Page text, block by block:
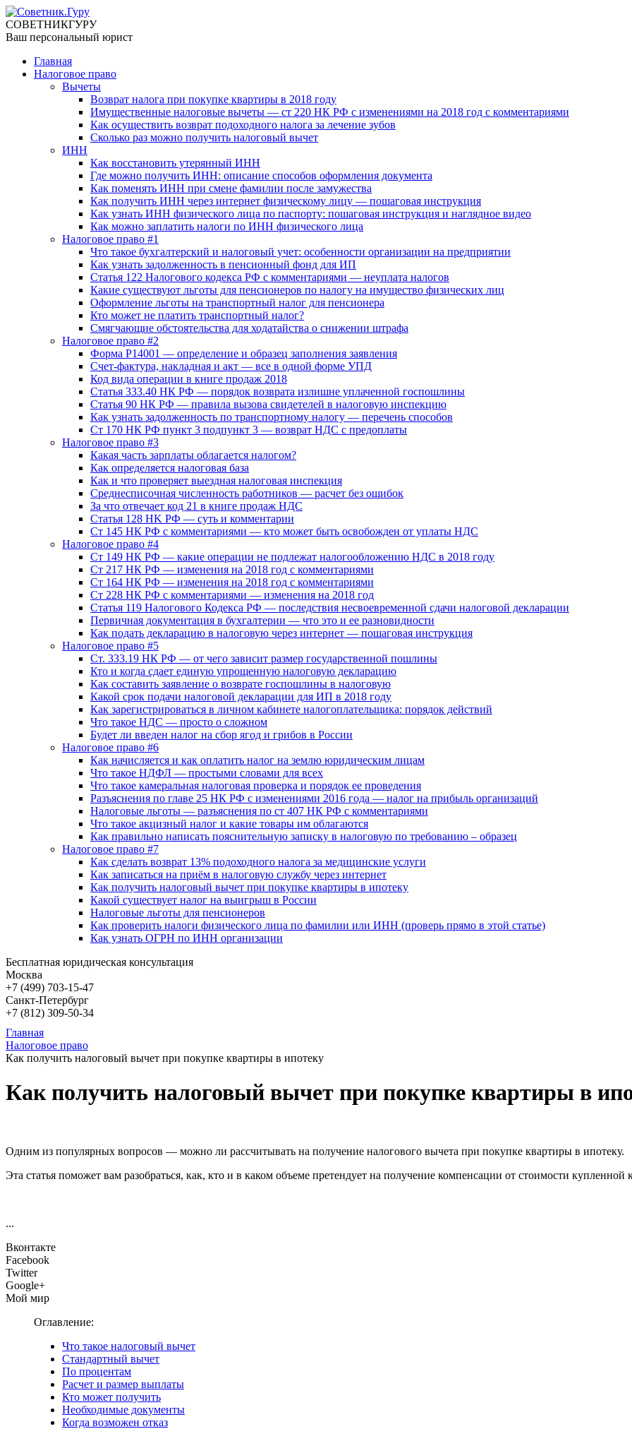
СОВЕТНИКГУРУ
Ваш персональный юрист
Главная
Налоговое право
Вычеты
Возврат налога при покупке квартиры в 2018 году
Имущественные налоговые вычеты — ст 220 НК РФ с изменениями на 2018 год с комментариями
Как осуществить возврат подоходного налога за лечение зубов
Сколько раз можно получить налоговый вычет
ИНН
Как восстановить утерянный ИНН
Где можно получить ИНН: описание способов оформления документа
Как поменять ИНН при смене фамилии после замужества
Как получить ИНН через интернет физическому лицу — пошаговая инструкция
Как узнать ИНН физического лица по паспорту: пошаговая инструкция и наглядное видео
Как можно заплатить налоги по ИНН физического лица
Налоговое право #1
Что такое бухгалтерский и налоговый учет: особенности организации на предприятии
Как узнать задолженность в пенсионный фонд для ИП
Статья 122 Налогового кодекса РФ с комментариями — неуплата налогов
Какие существуют льготы для пенсионеров по налогу на имущество физических лиц
Оформление льготы на транспортный налог для пенсионера
Кто может не платить транспортный налог?
Смягчающие обстоятельства для ходатайства о снижении штрафа
Налоговое право #2
Форма Р14001 — определение и образец заполнения заявления
Счет-фактура, накладная и акт — все в одной форме УПД
Код вида операции в книге продаж 2018
Статья 333.40 НК РФ — порядок возврата излишне уплаченной госпошлины
Статья 90 НК РФ — правила вызова свидетелей в налоговую инспекцию
Как узнать задолженность по транспортному налогу — перечень способов
Ст 170 НК РФ пункт 3 подпункт 3 — возврат НДС с предоплаты
Налоговое право #3
Какая часть зарплаты облагается налогом?
Как определяется налоговая база
Как и что проверяет выездная налоговая инспекция
Среднесписочная численность работников — расчет без ошибок
За что отвечает код 21 в книге продаж НДС
Статья 128 HK РФ — суть и комментарии
Ст 145 НК РФ с комментариями — кто может быть освобожден от уплаты НДС
Налоговое право #4
Ст 149 НК РФ — какие операции не подлежат налогообложению НДС в 2018 году
Ст 217 НК РФ — изменения на 2018 год с комментариями
Ст 164 НК РФ — изменения на 2018 год с комментариями
Ст 228 НК РФ с комментариями — изменения на 2018 год
Статья 119 Налогового Кодекса РФ — последствия несвоевременной сдачи налоговой декларации
Первичная документация в бухгалтерии — что это и ее разновидности
Как подать декларацию в налоговую через интернет — пошаговая инструкция
Налоговое право #5
Ст. 333.19 НК РФ — от чего зависит размер государственной пошлины
Кто и когда сдает единую упрощенную налоговую декларацию
Как составить заявление о возврате госпошлины в налоговую
Какой срок подачи налоговой декларации для ИП в 2018 году
Как зарегистрироваться в личном кабинете налогоплательщика: порядок действий
Что такое НДС — просто о сложном
Будет ли введен налог на сбор ягод и грибов в России
Налоговое право #6
Как начисляется и как оплатить налог на землю юридическим лицам
Что такое НДФЛ — простыми словами для всех
Что такое камеральная налоговая проверка и порядок ее проведения
Разъяснения по главе 25 НК РФ с изменениями 2016 года — налог на прибыль организаций
Налоговые льготы — разъяснения по ст 407 НК РФ с комментариями
Что такое акцизный налог и какие товары им облагаются
Как правильно написать пояснительную записку в налоговую по требованию – образец
Налоговое право #7
Как сделать возврат 13% подоходного налога за медицинские услуги
Как записаться на приём в налоговую службу через интернет
Как получить налоговый вычет при покупке квартиры в ипотеку
Какой существует налог на выигрыш в России
Налоговые льготы для пенсионеров
Как проверить налоги физического лица по фамилии или ИНН (проверь прямо в этой статье)
Как узнать ОГРН по ИНН организации
Бесплатная юридическая консультация
Москва
+7 (499) 703-15-47
Санкт-Петербург
+7 (812) 309-50-34
Главная
Налоговое право
Как получить налоговый вычет при покупке квартиры в ипотеку
Как получить налоговый вычет при покупке квартиры в
Одним из популярных вопросов — можно ли рассчитывать на получение налогового вычета при покупке квартиры в ипотеку.
Эта статья поможет вам разобраться, как, кто и в каком объеме претендует на получение компенсации от стоимости купленной
...
Вконтакте
Facebook
Twitter
Google+
Мой мир
Оглавление:
Что такое налоговый вычет
Стандартный вычет
По процентам
Расчет и размер выплаты
Кто может получить
Необходимые документы
Когда возможен отказ